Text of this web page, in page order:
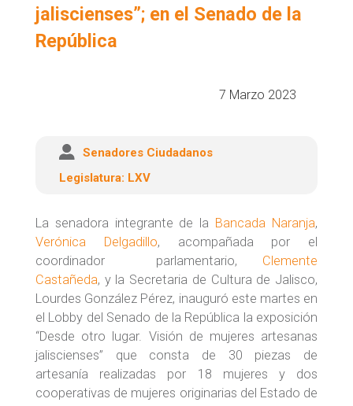
jaliscienses”; en el Senado de la
República
7 Marzo 2023
Senadores Ciudadanos
Legislatura: LXV
La senadora integrante de la Bancada Naranja,
Verónica Delgadillo, acompañada por el
coordinador parlamentario, Clemente
Castañeda, y la Secretaria de Cultura de Jalisco,
Lourdes González Pérez, inauguró este martes en
el Lobby del Senado de la República la exposición
“Desde otro lugar. Visión de mujeres artesanas
jaliscienses” que consta de 30 piezas de
artesanía realizadas por 18 mujeres y dos
cooperativas de mujeres originarias del Estado de